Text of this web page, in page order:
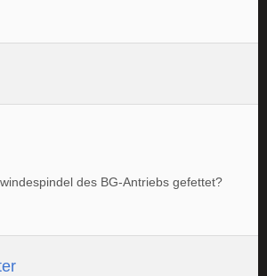
des BG-Antriebs gefettet?